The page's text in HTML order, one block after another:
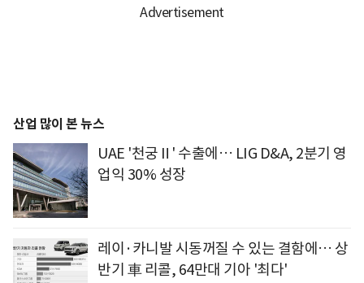
산업 많이 본 뉴스
UAE '천궁Ⅱ' 수출에… LIG D&A, 2분기 영
업익 30% 성장
레이·카니발 시동꺼질 수 있는 결함에… 상
반기 車 리콜, 64만대 기아 '최다'